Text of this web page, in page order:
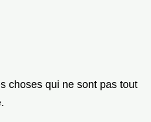
choses qui ne sont pas tout